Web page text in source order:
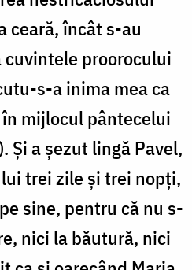
ceară, încât s-au
proorocului
s-a inima mea ca
mijlocul pântecelui
Și a șezut lingă Pavel,
trei zile și trei nopți,
sine, pentru că nu s-
nici la băutură, nici